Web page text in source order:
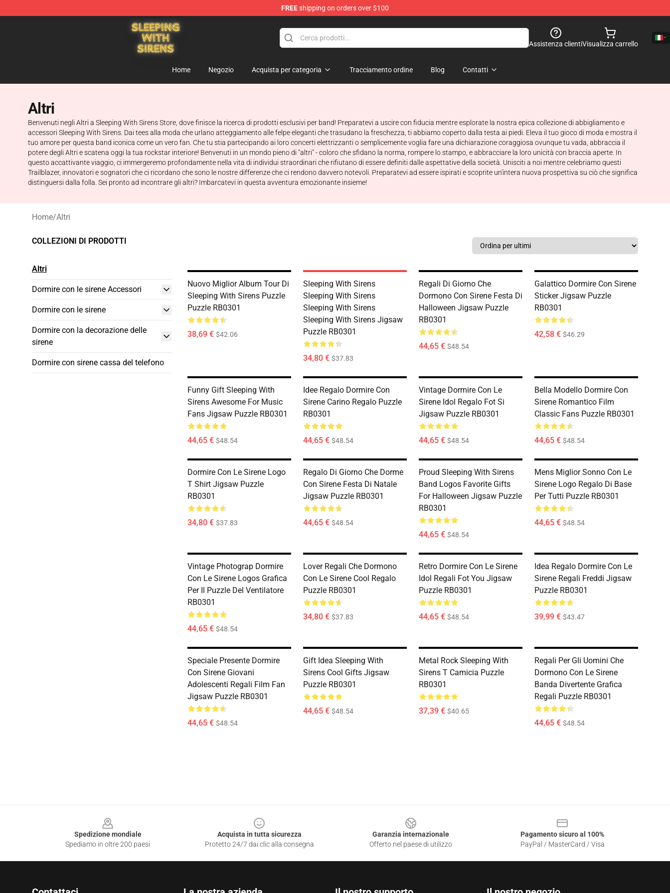
FREEshipping on orders over $100
Sleeping With Sirens Store - Official Sleeping With Sirens Merchandise Shop
Assistenza clientiVisualizza carrello
Home Negozio Acquista per categoria Tracciamento ordine Blog Contatti
Altri
Benvenuti negli Altri a Sleeping With Sirens Store, dove finisce la ricerca di prodotti esclusivi per band! Preparatevi a uscire con fiducia mentre esplorate la nostra epica collezione di abbigliamento e
accessori Sleeping With Sirens. Dai tees alla moda che urlano atteggiamento alle felpe eleganti che trasudano la freschezza, ti abbiamo coperto dalla testa ai piedi. Eleva il tuo gioco di moda e mostra il
tuo amore per questa band iconica come un vero fan. Che tu stia partecipando ai loro concerti elettrizzanti o semplicemente voglia fare una dichiarazione coraggiosa ovunque tu vada, abbraccia il
potere degli Altri e scatena oggi la tua rockstar interiore! Benvenuti in un mondo pieno di "altri" - coloro che sfidano la norma, rompere lo stampo, e abbracciare la loro unicità con braccia aperte. In
questo accattivante viaggio, ci immergeremo profondamente nella vita di individui straordinari che rifiutano di essere definiti dalle aspettative della società. Unisciti a noi mentre celebriamo questi
Trailblazer, innovatori e sognatori che ci ricordano che sono le nostre differenze che ci rendono davvero notevoli. Preparatevi ad essere ispirati e scoprite un'intera nuova prospettiva su ciò che significa
distinguersi dalla folla. Sei pronto ad incontrare gli altri? Imbarcatevi in questa avventura emozionante insieme!
Home/Altri
COLLEZIONI DI PRODOTTI
Altri
Dormire con le sirene Accessori
Dormire con le sirene
Dormire con la decorazione delle
sirene
Dormire con sirene cassa del telefono
Nuovo Miglior Album Tour Di
Sleeping With Sirens Puzzle
Puzzle RB0301
38,69 € $42.06
Sleeping With Sirens
Sleeping With Sirens
Sleeping With Sirens
Sleeping With Sirens Jigsaw
Puzzle RB0301
34,80 € $37.83
Regali Di Giorno Che
Dormono Con Sirene Festa Di
Halloween Jigsaw Puzzle
RB0301
44,65 € $48.54
Galattico Dormire Con Sirene
Sticker Jigsaw Puzzle
RB0301
42,58 € $46.29
Funny Gift Sleeping With
Sirens Awesome For Music
Fans Jigsaw Puzzle RB0301
44,65 € $48.54
Idee Regalo Dormire Con
Sirene Carino Regalo Puzzle
RB0301
44,65 € $48.54
Vintage Dormire Con Le
Sirene Idol Regalo Fot Si
Jigsaw Puzzle RB0301
44,65 € $48.54
Bella Modello Dormire Con
Sirene Romantico Film
Classic Fans Puzzle RB0301
44,65 € $48.54
Dormire Con Le Sirene Logo
T Shirt Jigsaw Puzzle
RB0301
34,80 € $37.83
Regalo Di Giorno Che Dorme
Con Sirene Festa Di Natale
Jigsaw Puzzle RB0301
44,65 € $48.54
Proud Sleeping With Sirens
Band Logos Favorite Gifts
For Halloween Jigsaw Puzzle
RB0301
44,65 € $48.54
Mens Miglior Sonno Con Le
Sirene Logo Regalo Di Base
Per Tutti Puzzle RB0301
44,65 € $48.54
Vintage Photograp Dormire
Con Le Sirene Logos Grafica
Per Il Puzzle Del Ventilatore
RB0301
44,65 € $48.54
Lover Regali Che Dormono
Con Le Sirene Cool Regalo
Puzzle RB0301
34,80 € $37.83
Retro Dormire Con Le Sirene
Idol Regali Fot You Jigsaw
Puzzle RB0301
44,65 € $48.54
Idea Regalo Dormire Con Le
Sirene Regali Freddi Jigsaw
Puzzle RB0301
39,99 € $43.47
Speciale Presente Dormire
Con Sirene Giovani
Adolescenti Regali Film Fan
Jigsaw Puzzle RB0301
44,65 € $48.54
Gift Idea Sleeping With
Sirens Cool Gifts Jigsaw
Puzzle RB0301
44,65 € $48.54
Metal Rock Sleeping With
Sirens T Camicia Puzzle
RB0301
37,39 € $40.65
Regali Per Gli Uomini Che
Dormono Con Le Sirene
Banda Divertente Grafica
Regali Puzzle RB0301
44,65 € $48.54
Spedizione mondiale
Spediamo in oltre 200 paesi
Acquista in tutta sicurezza
Protetto 24/7 dai clic alla consegna
Garanzia internazionale
Offerto nel paese di utilizzo
Pagamento sicuro al 100%
PayPal / MasterCard / Visa